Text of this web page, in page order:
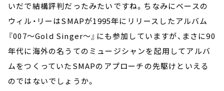
いだで結構評判だったみたいですね。ちなみにベースの
ウィル・リーはSMAPが1995年にリリースしたアルバム
『007～Gold Singer～』にも参加していますが、まさに90
年代に海外の名うてのミュージシャンを起用してアルバ
ムをつくっていたSMAPのアプローチの先駆けといえる
のではないでしょうか。